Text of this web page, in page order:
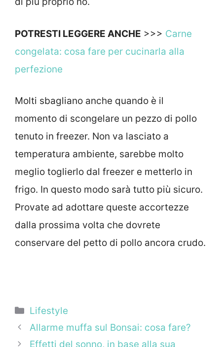
POTRESTI LEGGERE ANCHE >>> Carne
congelata: cosa fare per cucinarla alla
perfezione
Molti sbagliano anche quando è il
momento di scongelare un pezzo di pollo
tenuto in freezer. Non va lasciato a
temperatura ambiente, sarebbe molto
meglio toglierlo dal freezer e metterlo in
frigo. In questo modo sarà tutto più sicuro.
Provate ad adottare queste accortezze
dalla prossima volta che dovrete
conservare del petto di pollo ancora crudo.
Categorie
Lifestyle
Allarme muffa sul Bonsai: cosa fare?
Effetti del sonno, in base alla sua